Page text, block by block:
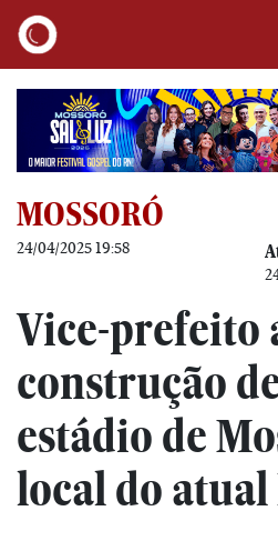
MOSSORÓ
24/04/2025 19:58
Vice-prefeito
construção
estádio de
local do